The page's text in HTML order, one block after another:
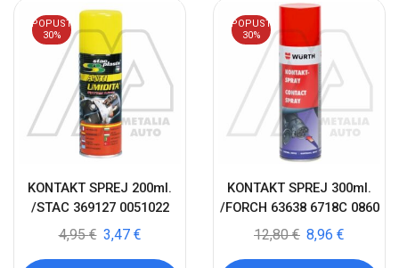
POPUST
30%
KONTAKT SPREJ 200ml.
/STAC 369127 0051022
4,95€ 3,47 €
POPUST
30%
KONTAKT SPREJ 300ml.
/FORCH 63638 6718C 0860
12,80€ 8,96 €